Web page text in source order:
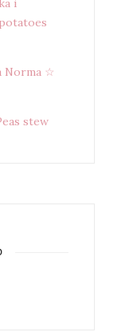
i
Norma ☆
stew